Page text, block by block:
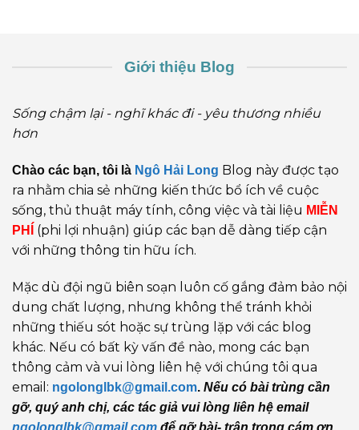
Giới thiệu Blog
Sống chậm lại - nghĩ khác đi - yêu thương nhiều
hơn
Chào các bạn, tôi là Ngô Hải Long Blog này được tạo
ra nhằm chia sẻ những kiến thức bổ ích về cuộc
sống, thủ thuật máy tính, công việc và tài liệu MIỄN
PHÍ
(phi lợi nhuận) giúp các bạn dễ dàng tiếp cận
với những thông tin hữu ích.
Mặc dù đội ngũ biên soạn luôn cố gắng đảm bảo nội
dung chất lượng, nhưng không thể tránh khỏi
những thiếu sót hoặc sự trùng lặp với các blog
khác. Nếu có bất kỳ vấn đề nào, mong các bạn
thông cảm và vui lòng liên hệ với chúng tôi qua
email: ngolonglbk@gmail.com. Nếu có bài trùng cần
gỡ, quý anh chị, các tác giả vui lòng liên hệ email
ngolonglbk@gmail.com để gỡ bài- trân trọng cám ơn